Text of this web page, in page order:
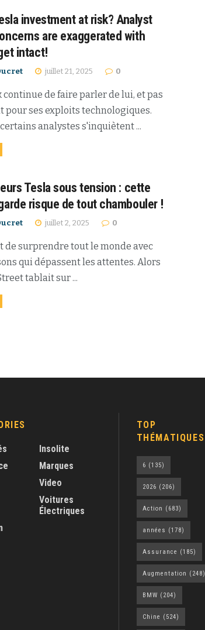
investment at risk? Analyst
are exaggerated with
intact!
juillet 21, 2025 0
continue de faire parler de lui, et pas
pour ses exploits technologiques.
analystes s'inquiètent ...
Tesla sous tension : cette
risque de tout chambouler !
juillet 2, 2025 0
de surprendre tout le monde avec
qui dépassent les attentes. Alors
tablait sur ...
Insolite
Marques
Video
Voitures
Électriques
TOP
THÉMATIQUES
6 (135)
2026 (206)
Action (683)
années (178)
Assurance (185)
Augmentation (248)
BMW (204)
Chine (524)